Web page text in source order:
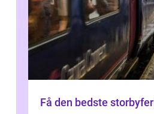
Få den bedste